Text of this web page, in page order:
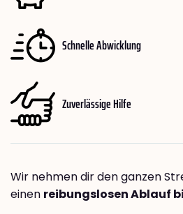
Schnelle Abwicklung
Zuverlässige Hilfe
Wir nehmen dir den ganzen
einen reibungslosen Ablauf